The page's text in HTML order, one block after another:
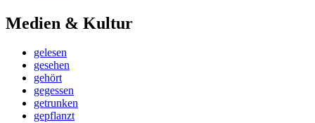
Medien & Kultur
gelesen
gesehen
gehört
gegessen
getrunken
gepflanzt